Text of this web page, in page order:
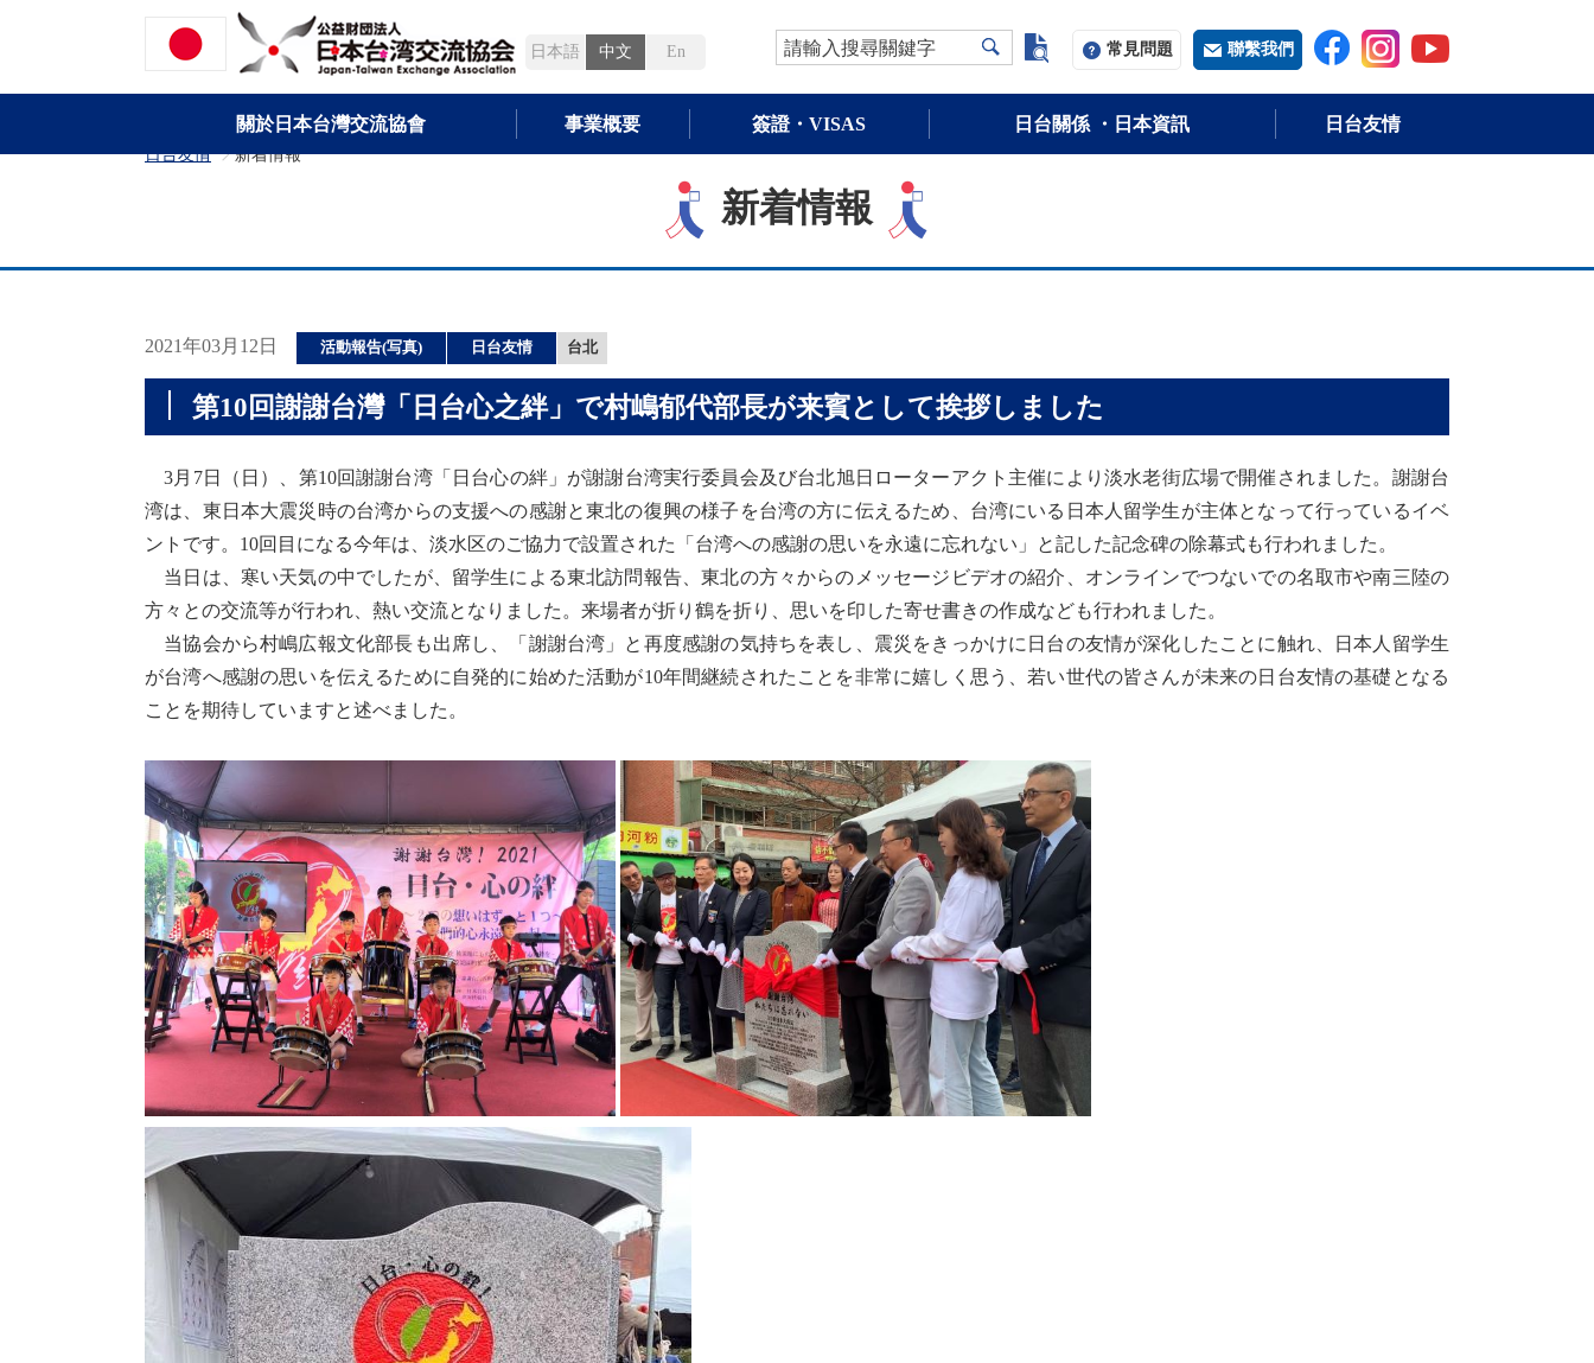
日本語 中文 En 請輸入搜尋關鍵字 常用字词常見問題 聯繫我們
關於日本台灣交流協會 事業概要 簽證・VISAS 日台關係 ・日本資訊 日台友情
日台友情 >
新着情報
新着情報
2021年03月12日 活動報告(写真) 日台友情 台北
第10回謝謝台灣「日台心之絆」で村嶋郁代部長が来賓として挨拶しました
3月7日（日）、第10回謝謝台湾「日台心の絆」が謝謝台湾実行委員会及び台北旭日ローターアクト主催により淡水老街広場で開催されました。謝謝台
湾は、東日本大震災時の台湾からの支援への感謝と東北の復興の様子を台湾の方に伝えるため、台湾にいる日本人留学生が主体となって行っているイベ
ントです。10回目になる今年は、淡水区のご協力で設置された「台湾への感謝の思いを永遠に忘れない」と記した記念碑の除幕式も行われました。
当日は、寒い天気の中でしたが、留学生による東北訪問報告、東北の方々からのメッセージビデオの紹介、オンラインでつないでの名取市や南三陸の
方々との交流等が行われ、熱い交流となりました。来場者が折り鶴を折り、思いを印した寄せ書きの作成なども行われました。
当協会から村嶋広報文化部長も出席し、「謝謝台湾」と再度感謝の気持ちを表し、震災をきっかけに日台の友情が深化したことに触れ、日本人留学生
が台湾へ感謝の思いを伝えるために自発的に始めた活動が10年間継続されたことを非常に嬉しく思う、若い世代の皆さんが未来の日台友情の基礎となる
ことを期待していますと述べました。